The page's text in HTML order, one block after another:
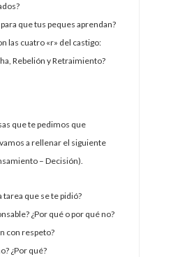
que tus peques aprendan?
las cuatro «r» del castigo:
Rebelión y Retraimiento?
que te pedimos que
a rellenar el siguiente
– Decisión).
tarea que se te pidió?
¿Por qué o por qué no?
con respeto?
¿Por qué?